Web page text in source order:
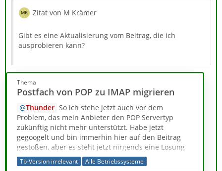
Zitat von M Krämer
Gibt es eine Aktualisierung vom Beitrag, die ich
ausprobieren kann?
Thema
Postfach von POP zu IMAP migrieren
Thunder So ich stehe jetzt auch vor dem
Problem, das mein Anbieter den POP Servertyp
zukünftig nicht mehr unterstützt. Habe jetzt
gegoogelt und bin immerhin hier auf den Beitrag
gestoßen, aber es steht jetzt nirgends eine Lösung
für das Problem.
Tb-Version irrelevant Alle Betriebssysteme